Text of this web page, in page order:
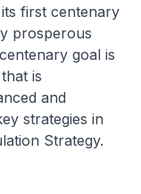
first centenary
prosperous
goal is
is
and
strategies in
Strategy.